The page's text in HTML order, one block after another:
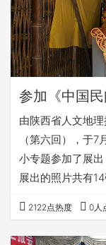
参加《中国
由陕西省人文地
（第六回），于
小专题参加了展出
展出的照片共有
说中国是一个缺
乏崇拜的民族。
2122点热度 0人